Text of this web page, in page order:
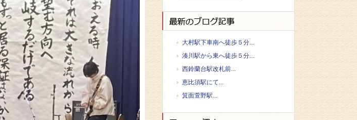
大村駅下車南へ徒歩５分...
湊川駅から東へ徒歩５分...
西鈴蘭台駅改札前...
恵比須駅にて...
箕面萱野駅...